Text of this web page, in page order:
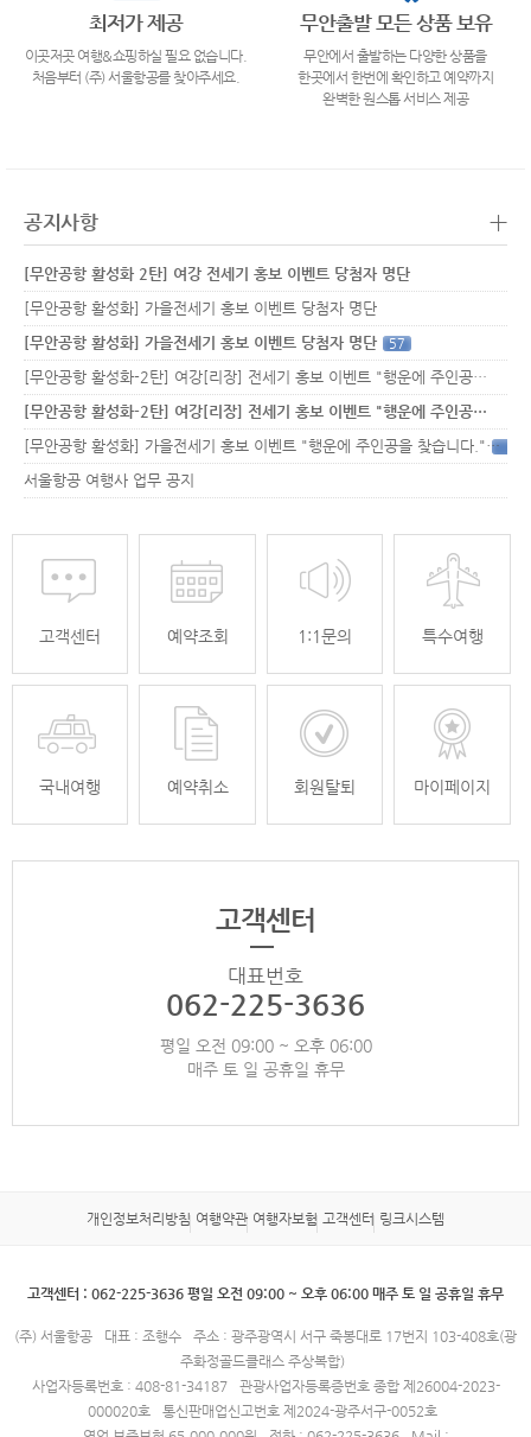
최저가 제공
이곳저곳 여행&쇼핑하실 필요 없습니다.
처음부터 (주) 서울항공를 찾아주세요.
무안출발 모든 상품 보유
무안에서 출발하는 다양한 상품을
한곳에서 한번에 확인하고 예약까지
완벽한 원스톱 서비스 제공
공지사항 +
[무안공항 활성화 2탄] 여강 전세기 홍보 이벤트 당첨자 명단
[무안공항 활성화] 가을전세기 홍보 이벤트 당첨자 명단
[무안공항 활성화] 가을전세기 홍보 이벤트 당첨자 명단
57
[무안공항 활성화-2탄] 여강[리장] 전세기 홍보 이벤트 "행운에 주인공…
[무안공항 활성화-2탄] 여강[리장] 전세기 홍보 이벤트 "행운에 주인공…
[무안공항 활성화] 가을전세기 홍보 이벤트 "행운에 주인공을 찾습니다."33
서울항공 여행사 업무 공지
고객센터 예약조회 1:1문의 특수여행
국내여행 예약취소 회원탈퇴 마이페이지
고객센터
대표번호
062-225-3636
평일 오전 09:00 ~ 오후 06:00
매주 토 일 공휴일 휴무
개인정보처리방침 여행약관 여행자보험 고객센터 링크시스템
고객센터 : 062-225-3636 평일 오전 09:00 ~ 오후 06:00 매주 토 일 공휴일 휴무
(주) 서울항공 대표 : 조행수
주소 : 광주광역시 서구 죽봉대로 17번지 103-408호(광
주화정골드클래스 주상복합)
사업자등록번호 : 408-81-34187
관광사업자등록증번호 종합 제26004-2023-
000020호
통신판매업신고번호 제2024-광주서구-0052호